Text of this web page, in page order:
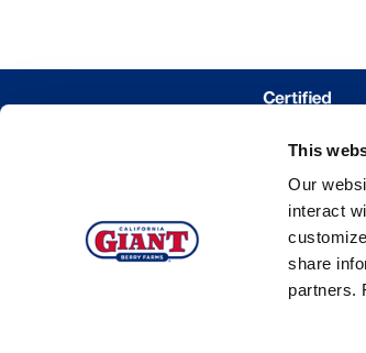
This
Our
interact
share
partners.